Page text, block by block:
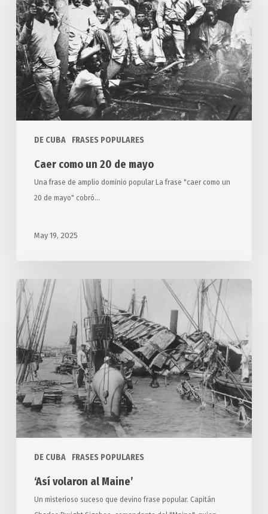
DE CUBA FRASES POPULARES
20
de
mayo
Caer como un 20 de mayo
Una frase de amplio dominio popular La frase "caer como un
20 de mayo" cobró…
May 19, 2025
DE CUBA FRASES POPULARES
‘Así
volaron
al
Maine’
‘Así volaron al Maine’
Un misterioso suceso que devino frase popular. Capitán